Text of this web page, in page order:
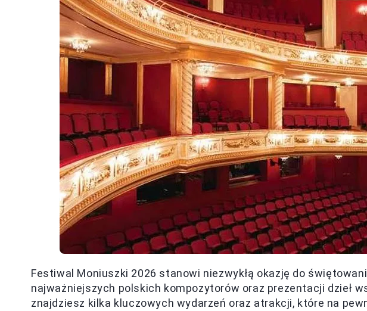
Festiwal Moniuszki 2026 stanowi niezwykłą okazję do
najważniejszych polskich kompozytorów oraz prezentacji dzieł
znajdziesz kilka kluczowych wydarzeń oraz atrakcji, które na